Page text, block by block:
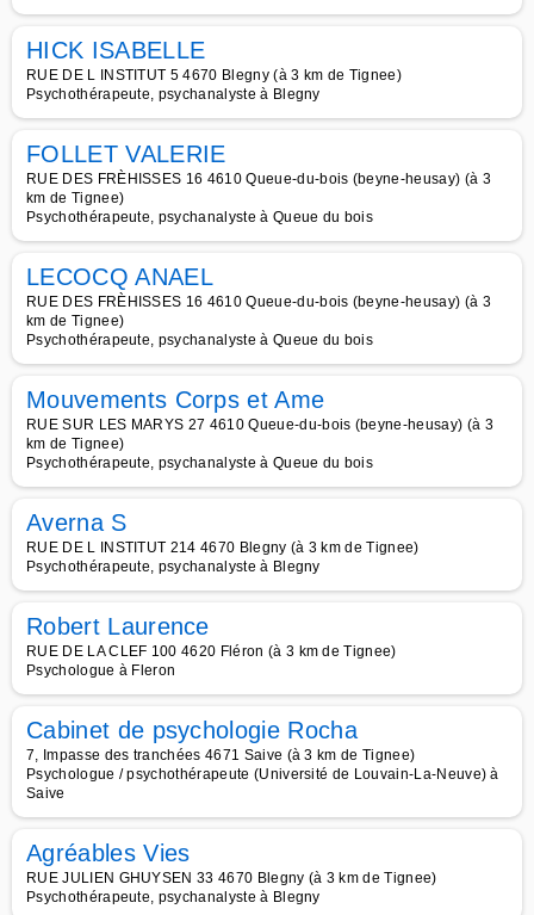
HICK ISABELLE
RUE DE L INSTITUT 5 4670 Blegny (à 3 km de Tignee)
Psychothérapeute, psychanalyste à Blegny
FOLLET VALERIE
RUE DES FRÈHISSES 16 4610 Queue-du-bois (beyne-heusay) (à 3
km de Tignee)
Psychothérapeute, psychanalyste à Queue du bois
LECOCQ ANAEL
RUE DES FRÈHISSES 16 4610 Queue-du-bois (beyne-heusay) (à 3
km de Tignee)
Psychothérapeute, psychanalyste à Queue du bois
Mouvements Corps et Ame
RUE SUR LES MARYS 27 4610 Queue-du-bois (beyne-heusay) (à 3
km de Tignee)
Psychothérapeute, psychanalyste à Queue du bois
Averna S
RUE DE L INSTITUT 214 4670 Blegny (à 3 km de Tignee)
Psychothérapeute, psychanalyste à Blegny
Robert Laurence
RUE DE LA CLEF 100 4620 Fléron (à 3 km de Tignee)
Psychologue à Fleron
Cabinet de psychologie Rocha
7, Impasse des tranchées 4671 Saive (à 3 km de Tignee)
Psychologue / psychothérapeute (Université de Louvain-La-Neuve) à
Saive
Agréables Vies
RUE JULIEN GHUYSEN 33 4670 Blegny (à 3 km de Tignee)
Psychothérapeute, psychanalyste à Blegny